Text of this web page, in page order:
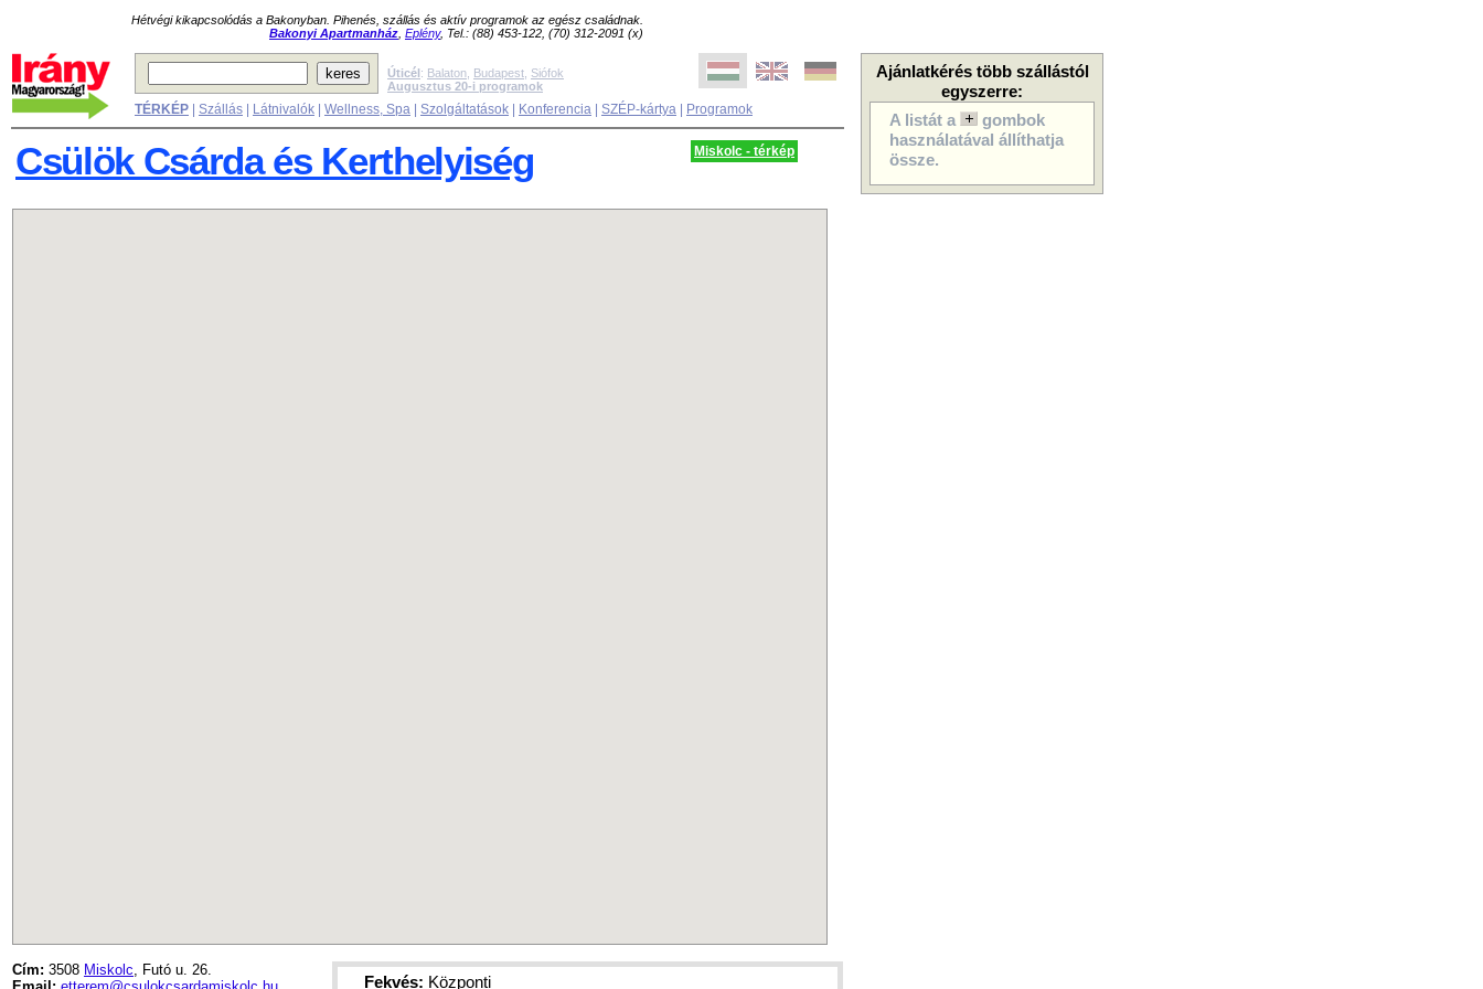
Hétvégi kikapcsolódás a Bakonyban. Pihenés, szállás és aktív programok az egész családnak.
Bakonyi Apartmanház Eplény, Tel.: (88) 453-122, (70) 312-2091 (x)
Ajánlatkérés több szállástól
egyszerre:
A listát a
gombok
használatával állíthatja
össze.
Úticél: Balaton Budapest Siófok
Augusztus 20-i programok
TÉRKÉP Szállás Látnivalók Wellness, Spa Szolgáltatások Konferencia SZÉP-kártya Programok
Miskolc - térkép
Csülök Csárda és Kerthelyiség
Cím: 3508 Miskolc, Futó u. 26.
Fekvés: Központi